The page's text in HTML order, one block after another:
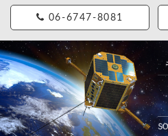
06-6747-8081